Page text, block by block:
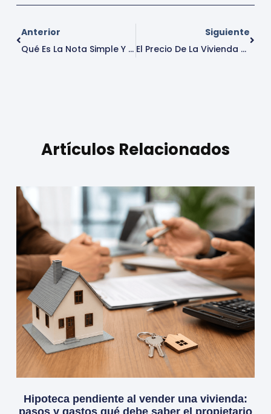
Anterior
Qué Es La Nota Simple Y Por Qué Es Esencial Antes De Comprar Vivienda
Siguiente
El Precio De La Vivienda Supera Los Máximos De 2007
Artículos Relacionados
Hipoteca pendiente al vender una vivienda:
pasos y gastos qué debe saber el propietario